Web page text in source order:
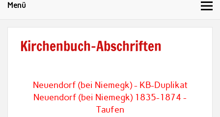
Menü
Kirchenbuch-Abschriften
Neuendorf (bei Niemegk) - KB-Duplikat
Neuendorf (bei Niemegk) 1835-1874 -
Taufen